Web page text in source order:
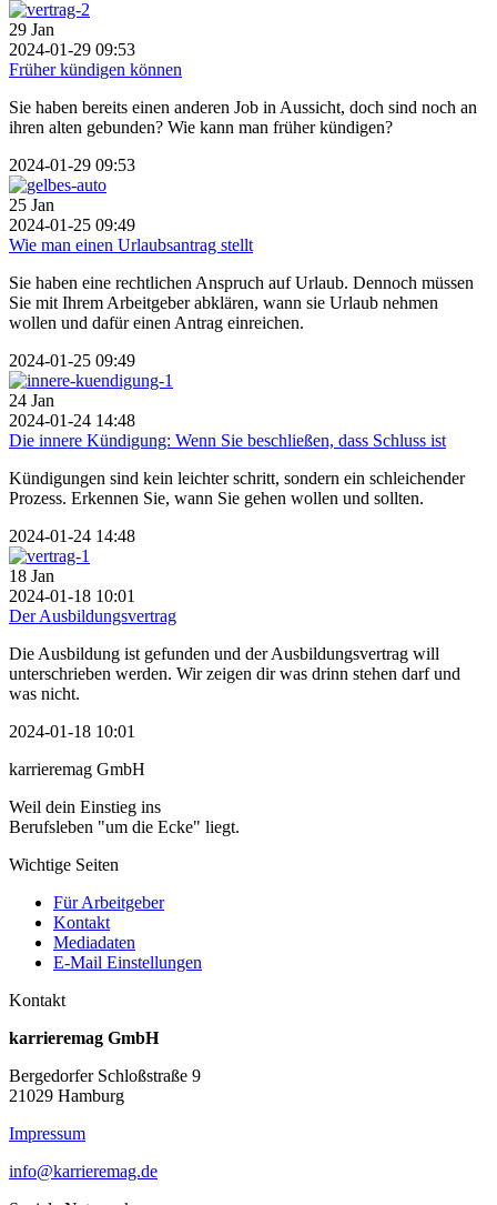
29 Jan
2024-01-29 09:53
Früher kündigen können
Sie haben bereits einen anderen Job in Aussicht, doch sind noch an
ihren alten gebunden? Wie kann man früher kündigen?
2024-01-29 09:53
25 Jan
2024-01-25 09:49
Wie man einen Urlaubsantrag stellt
Sie haben eine rechtlichen Anspruch auf Urlaub. Dennoch müssen
Sie mit Ihrem Arbeitgeber abklären, wann sie Urlaub nehmen
wollen und dafür einen Antrag einreichen.
2024-01-25 09:49
24 Jan
2024-01-24 14:48
Die innere Kündigung: Wenn Sie beschließen, dass Schluss ist
Kündigungen sind kein leichter schritt, sondern ein schleichender
Prozess. Erkennen Sie, wann Sie gehen wollen und sollten.
2024-01-24 14:48
18 Jan
2024-01-18 10:01
Der Ausbildungsvertrag
Die Ausbildung ist gefunden und der Ausbildungsvertrag will
unterschrieben werden. Wir zeigen dir was drinn stehen darf und
was nicht.
2024-01-18 10:01
karrieremag GmbH
Weil dein Einstieg ins
Berufsleben "um die Ecke" liegt.
Wichtige Seiten
Für Arbeitgeber
Kontakt
Mediadaten
E-Mail Einstellungen
Kontakt
karrieremag GmbH
Bergedorfer Schloßstraße 9
21029 Hamburg
Impressum
info@karrieremag.de